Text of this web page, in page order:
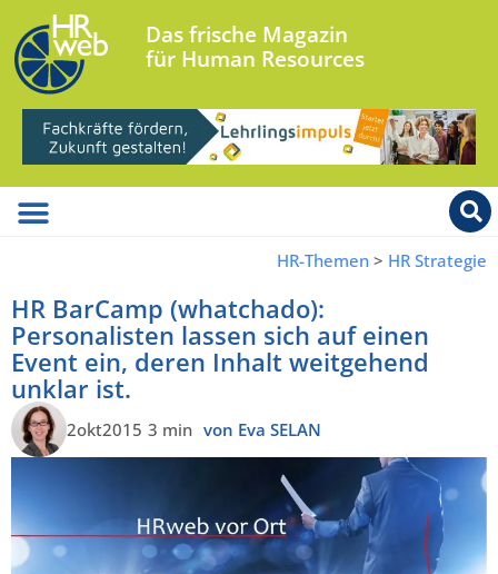
Das frische Magazin
für Human Resources
HR-Themen > HR Strategie
HR BarCamp (whatchado):
Personalisten lassen sich auf einen
Event ein, deren Inhalt weitgehend
unklar ist.
2okt2015 3 min von Eva SELAN